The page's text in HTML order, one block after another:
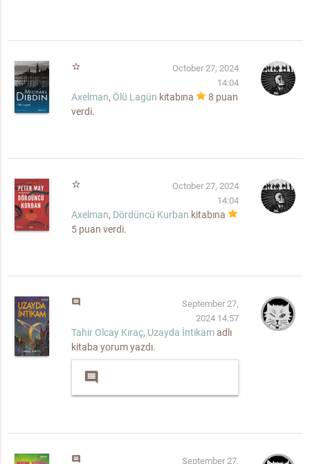
star_border
October 27, 2024
14:04
Axelman, Ölü Lagün kitabına 8 puan
verdi.
star_border
October 27, 2024
14:04
Axelman, Dördüncü Kurban kitabına
5 puan verdi.
comment
September 27,
2024 14:57
Tahir Olcay Kıraç, Uzayda İntikam adlı
kitaba yorum yazdı.
comment
comment
September 27,